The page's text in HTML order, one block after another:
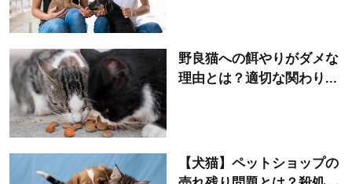
野良猫への餌やりがダメな
理由とは？適切な関わり...
【犬猫】ペットショップの